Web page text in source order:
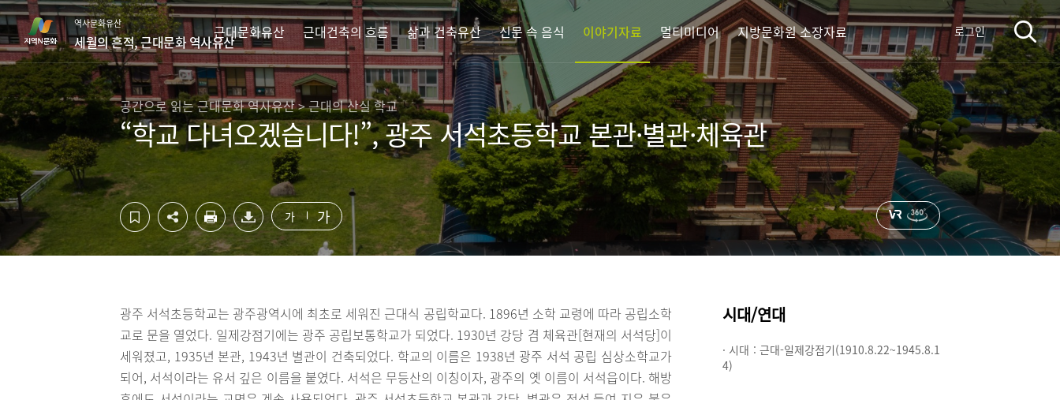
컨
텐
츠
영
역
바
로
가
기
하
단
영
역
바
로
가
기
역사문화유산
세월의 흔적, 근대문화 역사유산
근대문화유산 근대건축의 흐름 삶과 건축유산 신문 속 음식 이야기자료 멀티미디어 지방문화원 소장자료 로그인
공간으로 읽는 근대문화 역사유산 > 근대의 산실 학교
“학교 다녀오겠습니다!”, 광주 서석초등학교 본관·별관·체육관
가 가
광주 서석초등학교는 광주광역시에 최초로 세워진 근대식 공립학교다. 1896년 소학 교령에 따라 공립소학
교로 문을 열었다. 일제강점기에는 광주 공립보통학교가 되었다. 1930년 강당 겸 체육관[현재의 서석당]이
세워졌고, 1935년 본관, 1943년 별관이 건축되었다. 학교의 이름은 1938년 광주 서석 공립 심상소학교가
되어, 서석이라는 유서 깊은 이름을 붙였다. 서석은 무등산의 이칭이자, 광주의 옛 이름이 서석읍이다. 해방
시대/연대
· 시대 : 근대-일제강점기(1910.8.22~1945.8.1
4)